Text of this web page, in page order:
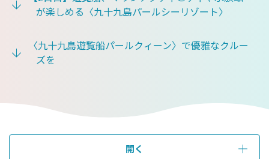
開く
が楽しめる〈九十九島パールシーリゾート〉
〈九十九島遊覧船パールクィーン〉で優雅なクルー
ズを